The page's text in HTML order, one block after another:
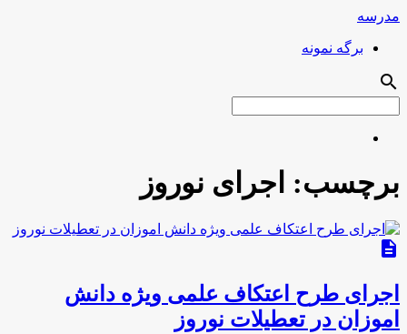
مدرسه
برگه نمونه
search
برچسب: اجرای نوروز
description
اجرای طرح اعتکاف علمی ویژه دانش
اموزان در تعطیلات نوروز